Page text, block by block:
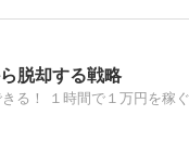
脱却する戦略
る！ １時間で１万円を稼